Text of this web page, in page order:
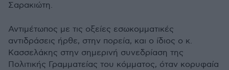
Σαρακιώτη.
Αντιμέτωπος με τις οξείες εσωκομματικές
αντιδράσεις ήρθε, στην πορεία, και ο ίδιος ο κ.
Κασσελάκης στην σημερινή συνεδρίαση της
Πολιτικής Γραμματείας του κόμματος, όταν κορυφαία